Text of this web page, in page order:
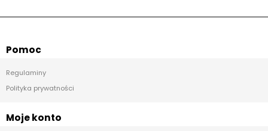
Pomoc
Regulaminy
Polityka prywatności
Moje konto